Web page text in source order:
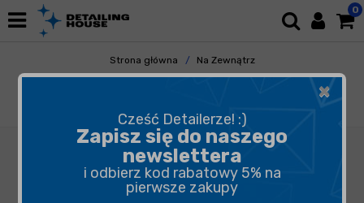
0
Strona główna
Na Zewnątrz
Mycie i Osuszanie
Szampony
×
Cześć Detailerze! :)
Zapisz się do naszego
newslettera
i odbierz kod rabatowy 5% na
pierwsze zakupy